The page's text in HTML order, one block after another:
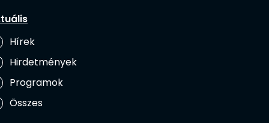
Hírek
Hirdetmények
Programok
Összes